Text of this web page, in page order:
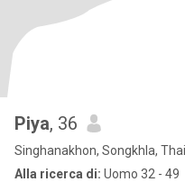
Piya, 36
Singhanakhon, Songkhla,
Alla ricerca di: Uomo 32 - 49